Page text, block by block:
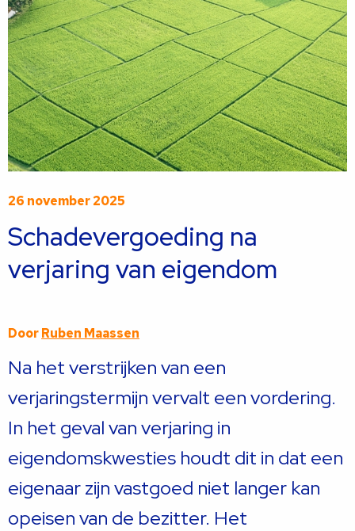
26 november 2025
Schadevergoeding na
verjaring van eigendom
DoorRuben Maassen
Na het verstrijken van een
verjaringstermijn vervalt een vordering.
In het geval van verjaring in
eigendomskwesties houdt dit in dat een
eigenaar zijn vastgoed niet langer kan
opeisen van de bezitter. Het